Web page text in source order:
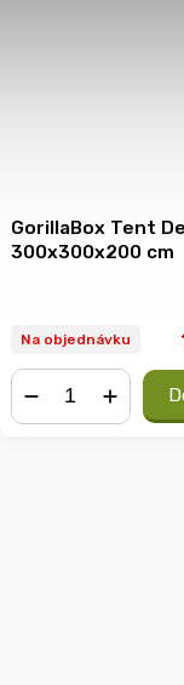
GorillaBox Tent
300x300x200 cm
Na objednávku